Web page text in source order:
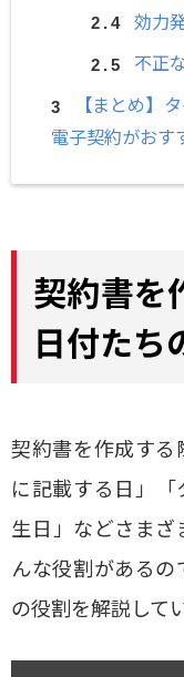
効力
不正
【まとめ】
電子契約がおす
契約書を
日付たち
契約書を作成す
に記載する日」
生日」などさま
んな役割がある
の役割を解説して